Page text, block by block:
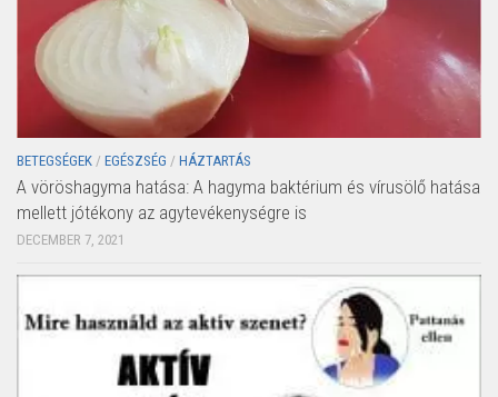
BETEGSÉGEK / EGÉSZSÉG / HÁZTARTÁS
A vöröshagyma hatása: A hagyma baktérium és vírusölő hatása
mellett jótékony az agytevékenységre is
DECEMBER 7, 2021